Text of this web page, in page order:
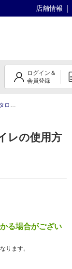
店舗情報
ログイン＆
会員登録
パー)A41面
レの使用方
る場合がござい
ります。